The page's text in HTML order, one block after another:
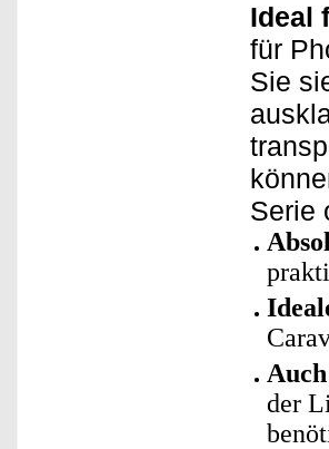
Ideal
für
Sie
Serie
der